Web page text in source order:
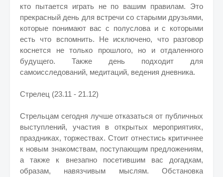
кто пытается играть не по вашим правилам. Это
прекрасный день для встречи со старыми друзьями,
которые понимают вас с полуслова и с которыми
есть что вспомнить. Не исключено, что разговор
коснется не только прошлого, но и отдаленного
будущего. Также день подходит для
самоисследований, медитаций, ведения дневника.
Стрелец (23.11 - 21.12)
Стрельцам сегодня лучше отказаться от публичных
выступлений, участия в открытых мероприятиях,
праздниках, торжествах. Стоит отнестись критичнее
к новым знакомствам, поступающим предложениям,
а также к внезапно посетившим вас догадкам,
образам, навязчивым мыслям. Обстановка